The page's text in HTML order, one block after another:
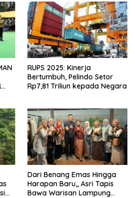
RUPS 2025: Kinerja
Bertumbuh, Pelindo Setor
Rp7,81 Triliun kepada Negara
Dari Benang Emas Hingga
Harapan Baru,, Asri Tapis
Bawa Warisan Lampung